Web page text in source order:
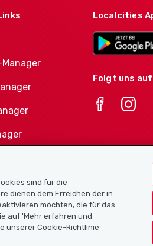
Localcities
Folgt uns
sind für die
dienen dem Erreichen der in
möchten, die für das
auf 'Mehr erfahren und
unserer Cookie-Richtlinie